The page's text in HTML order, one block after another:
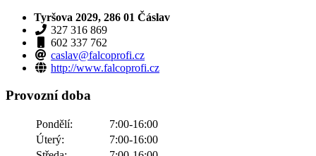
Tyršova 2029, 286 01 Čáslav
327 316 869
602 337 762
caslav@falcoprofi.cz
http://www.falcoprofi.cz
Provozní doba
Pondělí:
7:00-16:00
Úterý:
7:00-16:00